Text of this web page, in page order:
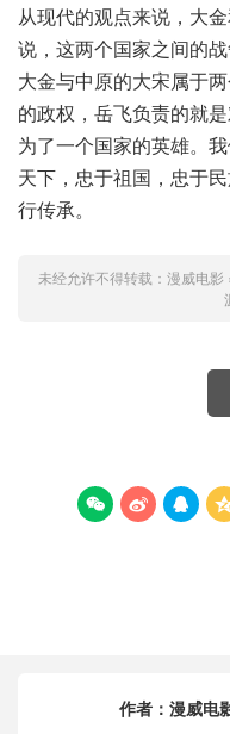
从现代的观点来说，大
说，这两个国家之间的
大金与中原的大宋属于
的政权，岳飞负责的就
为了一个国家的英雄。
天下，忠于祖国，忠于
行传承。
未经允许不得转载： 漫威电影
  
作者： 漫威电